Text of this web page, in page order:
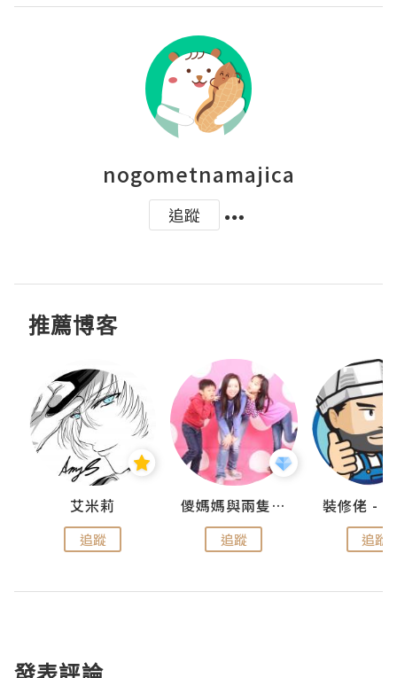
nogometnamajica
追蹤
推薦博客
艾米莉
追蹤
儍媽媽與兩隻小魔怪之家
追蹤 追蹤